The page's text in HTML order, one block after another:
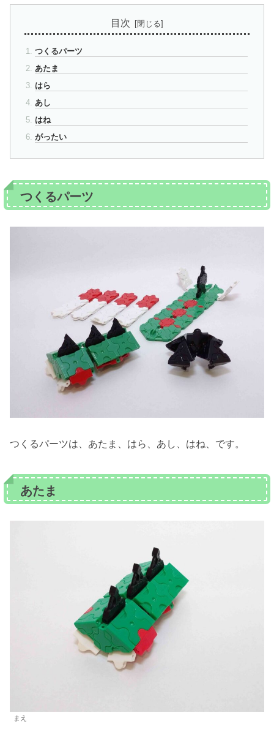
目次
つくるパーツ
あたま
はら
あし
はね
がったい
つくるパーツ
つくるパーツは、あたま、はら、あし、はね、です。
あたま
まえ